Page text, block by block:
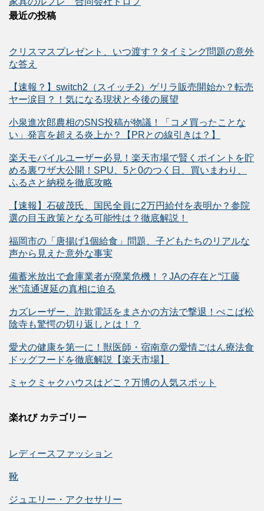
最近の投稿
クリスマスプレゼント、いつ渡す？タイミング問題の意外
な答え
【速報？】switch2（スイッチ2）ゲリラ販売開始か？転売
ヤー涙目？！気になる現状と今後の展望
小泉進次郎農相のSNS投稿が物議！「コメ買ったことな
い」発言を超える炎上か？【PRとの線引きは？】
楽天モバイルユーザー必見！楽天市場で賢くポイントを貯
める裏ワザ大公開！SPU、5と0のつく日、買いまわり、
ふるさと納税を徹底攻略
【速報】石破茂氏、国民全員に2万円給付を表明か？参院
選の目玉政策となる可能性は？徹底解説！
福岡市の「唐揚げ1個給食」問題、子どもたちのリアルな
声から見えた意外な事実
備蓄米放出で倉庫業者が廃業危機！？JAの存在と“江藤
米”流通遅延の真相に迫る
カズレーザー、詐欺電話をまさかの方法で撃退！ぺこぱ松
陰寺も驚愕の切り返しとは！？
愛犬の健康を第一に！獣医師・宿南章の愛情ごはん療法食
ドッグフードを徹底解説【楽天市場】
ミャクミャクハウスはどこ？万博の人気スポット
楽れび カテゴリー
レディースファッション
靴
ジュエリー・アクセサリー